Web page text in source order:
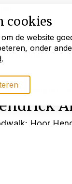
cookies
de website
onder
.
van de gevel
dat altijd voor
in Nederland,
Hoor